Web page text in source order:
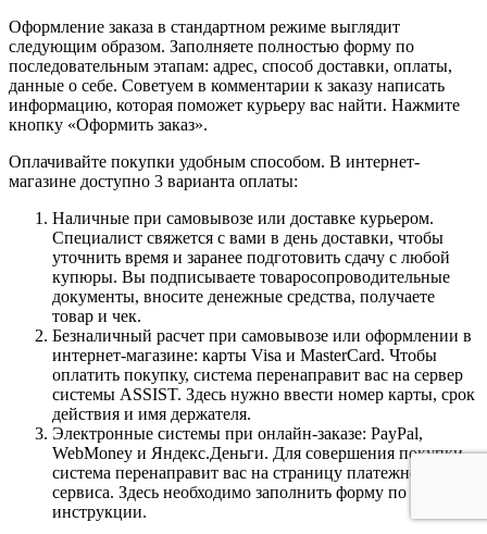
Оформление заказа в стандартном режиме выглядит
следующим образом. Заполняете полностью форму по
последовательным этапам: адрес, способ доставки, оплаты,
данные о себе. Советуем в комментарии к заказу написать
информацию, которая поможет курьеру вас найти. Нажмите
кнопку «Оформить заказ».
Оплачивайте покупки удобным способом. В интернет-
магазине доступно 3 варианта оплаты:
Наличные при самовывозе или доставке курьером.
Специалист свяжется с вами в день доставки, чтобы
уточнить время и заранее подготовить сдачу с любой
купюры. Вы подписываете товаросопроводительные
документы, вносите денежные средства, получаете
товар и чек.
Безналичный расчет при самовывозе или оформлении в
интернет-магазине: карты Visa и MasterCard. Чтобы
оплатить покупку, система перенаправит вас на сервер
системы ASSIST. Здесь нужно ввести номер карты, срок
действия и имя держателя.
Электронные системы при онлайн-заказе: PayPal,
WebMoney и Яндекс.Деньги. Для совершения покупки
система перенаправит вас на страницу платежного
сервиса. Здесь необходимо заполнить форму по
инструкции.